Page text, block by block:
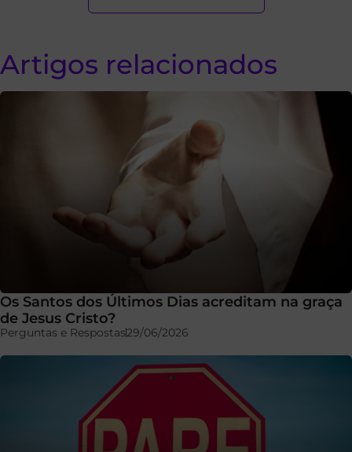
Artigos relacionados
Os Santos dos Últimos Dias acreditam na graça
de Jesus Cristo?
Perguntas e Respostas29/06/2026